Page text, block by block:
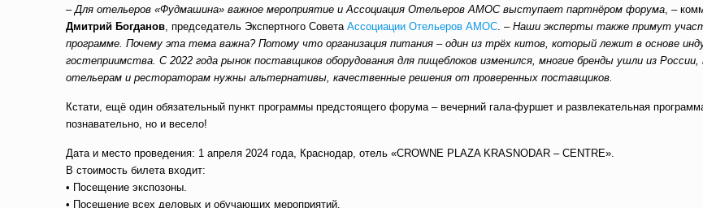
–Для отельеров «Фудмашина» важное мероприятие и Ассоциация Отельеров АМОС выступает партнёром форума, –
Дмитрий Богданов, председатель Экспертного СоветаАссоциации Отельеров АМОС. –Наши эксперты также примут
программе. Почему эта тема важна? Потому что организация питания – один из трёх китов, который лежит в основе
гостеприимства. С 2022 года рынок поставщиков оборудования для пищеблоков изменился, многие бренды ушли из
отельерам и рестораторам нужны альтернативы, качественные решения от проверенных поставщиков.
Кстати, ещё один обязательный пункт программы предстоящего форума – вечерний гала-фуршет и развлекательная
познавательно, но и весело!
Дата и место проведения: 1 апреля 2024 года, Краснодар, отель «CROWNE PLAZA KRASNODAR – CENTRE».
В стоимость билета входит:
• Посещение экспозоны.
• Посещение всех деловых и обучающих мероприятий.